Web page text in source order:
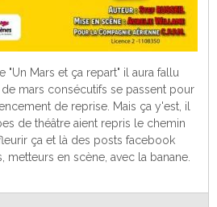
"Un Mars et ça repart" il aura fallu
mars consécutifs se passent pour
de reprise. Mais ça y'est, il
de théâtre aient repris le chemin
ça et là des posts facebook
en scène, avec la banane.